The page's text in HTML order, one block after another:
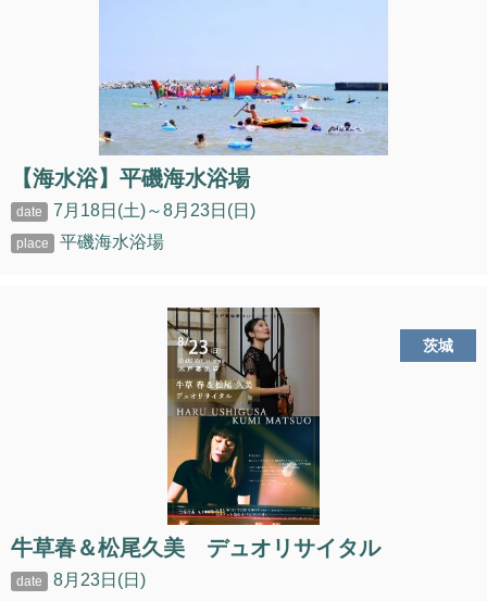
【海水浴】平磯海水浴場
7月18日(土)～8月23日(日)
平磯海水浴場
茨城
牛草春＆松尾久美 デュオリサイタル
8月23日(日)